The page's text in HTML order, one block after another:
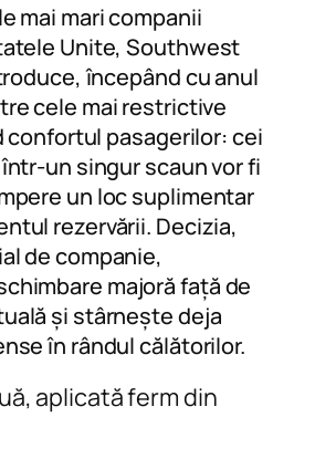
mai mari companii
Unite, Southwest
începând cu anul
cele mai restrictive
confortul pasagerilor: cei
un singur scaun vor fi
un loc suplimentar
rezervării. Decizia,
de companie,
majoră față de
și stârnește deja
în rândul călătorilor.
aplicată ferm din